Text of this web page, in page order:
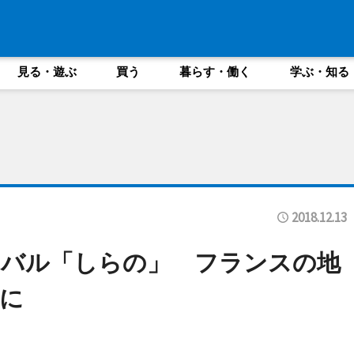
見る・遊ぶ 買う 暮らす・働く 学ぶ・知る
2018.12.13
ル「しらの」 フランスの地